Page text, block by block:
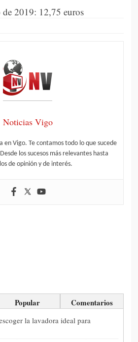
2019: 12,75 euros
Noticias Vigo
en Vigo. Te contamos todo lo que sucede
los sucesos más relevantes hasta
de opinión y de interés.
Popular Comentarios
la lavadora ideal para